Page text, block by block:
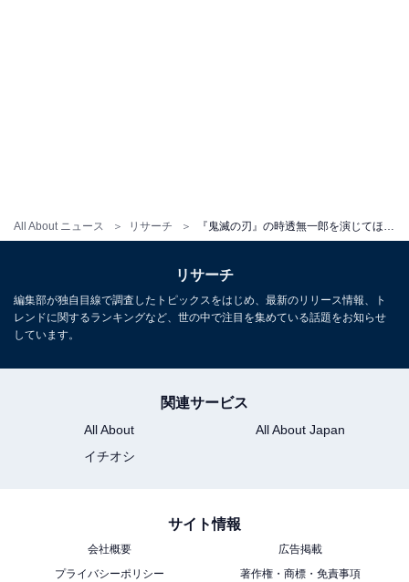
All About ニュース リサーチ
「透明感があって、かっこいい戦闘シーンもできそうな
ので（30歳女性）」「無一郎の透明感を表現できそうだ
から（30歳女性）」など、無一郎の“透明感”のある雰囲
気がぴったりとの声が目立ちました。
歳女性）」などのコメントも寄せられました。
リサーチ
編集部が独自目線で調査したトピックスをはじめ、最新のリリース情報、ト
レンドに関するランキングなど、世の中で注目を集めている話題をお知らせ
しています。
関連サービス
All About
All About Japan
イチオシ
サイト情報
会社概要
広告掲載
プライバシーポリシー
著作権・商標・免責事項